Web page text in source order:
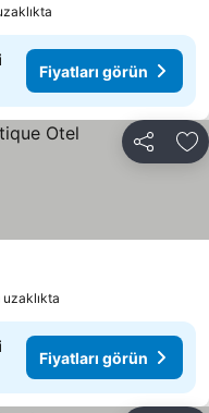
Fiyatları görün
Paylaş
Fiyatları görün